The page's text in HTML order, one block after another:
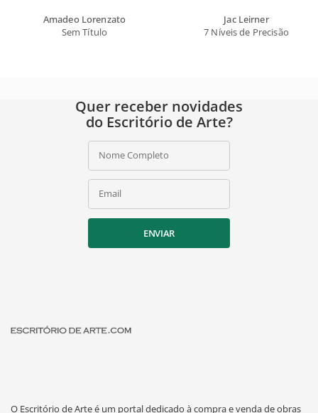
Amadeo Lorenzato
Sem Título
Jac Leirner
7 Níveis de Precisão
Quer receber novidades
do Escritório de Arte?
Nome Completo
Email
ENVIAR
O Escritório de Arte é um portal dedicado à compra e venda de obras